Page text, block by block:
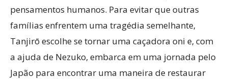
pensamentos humanos. Para evitar que outras
famílias enfrentem uma tragédia semelhante,
Tanjirō escolhe se tornar uma caçadora oni e, com
a ajuda de Nezuko, embarca em uma jornada pelo
Japão para encontrar uma maneira de restaurar